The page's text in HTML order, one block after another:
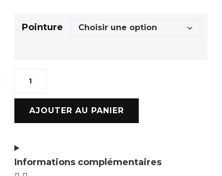
Pointure
AJOUTER AU PANIER
Informations complémentaires